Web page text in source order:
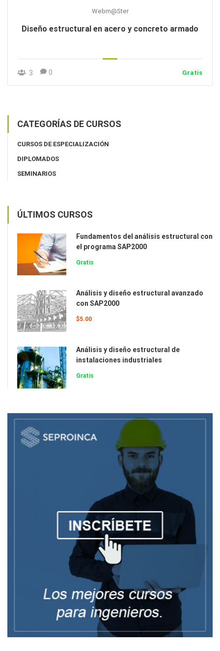
Webm@ster
Diseño estructural en acero y concreto armado
3 0 Gratis
CATEGORÍAS DE CURSOS
CURSOS DE ESPECIALIZACIÓN
DIPLOMADOS
SEMINARIOS
ÚLTIMOS CURSOS
Fundamentos del análisis estructural con
el programa SAP2000
Gratis
Análisis y diseño estructural avanzado
con SAP2000
$5.00
Análisis y diseño estructural de
instalaciones industriales
Gratis